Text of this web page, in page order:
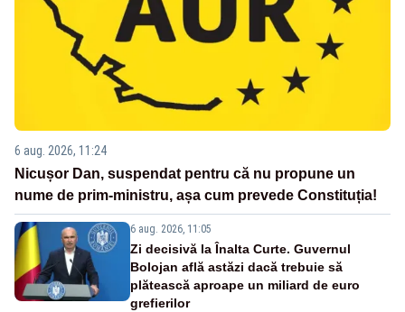
6 aug. 2026, 11:24
Nicușor Dan, suspendat pentru că nu propune un
nume de prim-ministru, așa cum prevede Constituția!
6 aug. 2026, 11:05
Zi decisivă la Înalta Curte. Guvernul
Bolojan află astăzi dacă trebuie să
plătească aproape un miliard de euro
grefierilor